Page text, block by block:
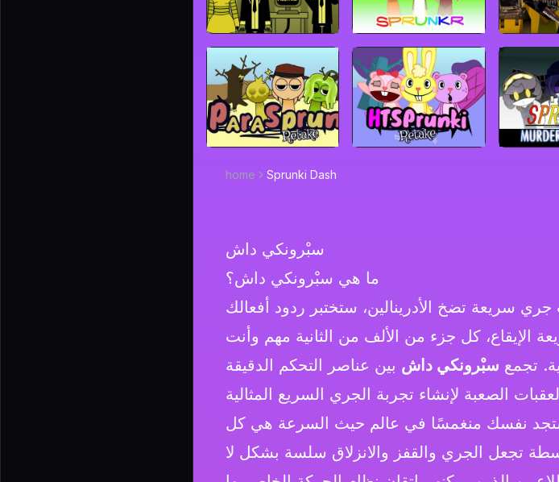
home Sprunki Dash
سبْرونكي داش
ما هي سبْرونكي داش؟
سريعة تضخ الأدرينالين، ستختبر ردود أفعالك
الإيقاع، كل جزء من الألف من الثانية مهم وأنت
تجمع سبْرونكي داش بين عناصر التحكم الدقيقة
نفسك منغمسًا في عالم حيث السرعة هي كل
تجعل الجري والقفز والانزلاق سلسة بشكل لا